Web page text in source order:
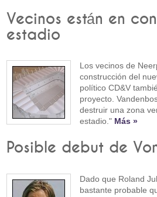
Vecinos están en
estadio
Los vecinos de
construcción del
político CD&V
proyecto.
destruir una zona
estadio." Más »
Posible debut de
Dado que Roland
bastante probable